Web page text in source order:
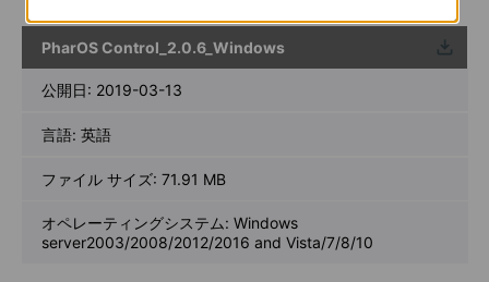
PharOS Control_2.0.6_Windows
ウンロ
ード
公開日: 2019-03-13
言語: 英語
ファイル サイズ: 71.91 MB
オペレーティングシステム: Windows
server2003/2008/2012/2016 and Vista/7/8/10